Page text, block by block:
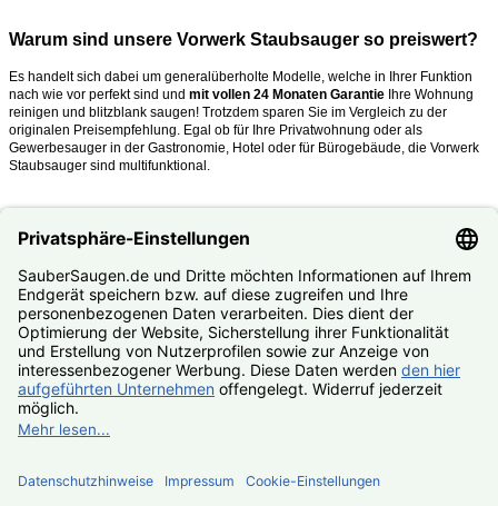
Warum sind unsere Vorwerk Staubsauger so preiswert?
Es handelt sich dabei um generalüberholte Modelle, welche in Ihrer Funktion
nach wie vor perfekt sind und mit vollen 24 Monaten Garantie Ihre Wohnung
reinigen und blitzblank saugen! Trotzdem sparen Sie im Vergleich zu der
originalen Preisempfehlung. Egal ob für Ihre Privatwohnung oder als
Gewerbesauger in der Gastronomie, Hotel oder für Bürogebäude, die Vorwerk
Staubsauger sind multifunktional.
Was mache ich, wenn mein Kobold oder Tiger kaputt ist?
Nutzen Sie unseren#Reparaturservice. Fast alle Vorwerk Staubsauger
reparieren wir Ihnen zum #Festpreis.
© SauberSaugen.de – Ihr Spezialist für Zubehör und Ersatzteile
passend für Vorwerk Staubsauger
*gilt für Lieferungen innerhalb Deutschlands, Lieferzeiten ins
Ausland siehe
Zahlungseingang von Montag – Freitag, sofern Artikel lieferbar
Zubehör